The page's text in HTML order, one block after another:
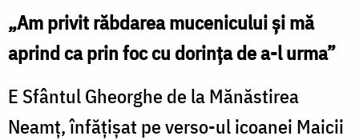
„Am privit răbdarea mucenicului și mă
aprind ca prin foc cu dorința de a-l urma”
E Sfântul Gheorghe de la Mănăstirea
Neamț, înfățișat pe verso-ul icoanei Maicii